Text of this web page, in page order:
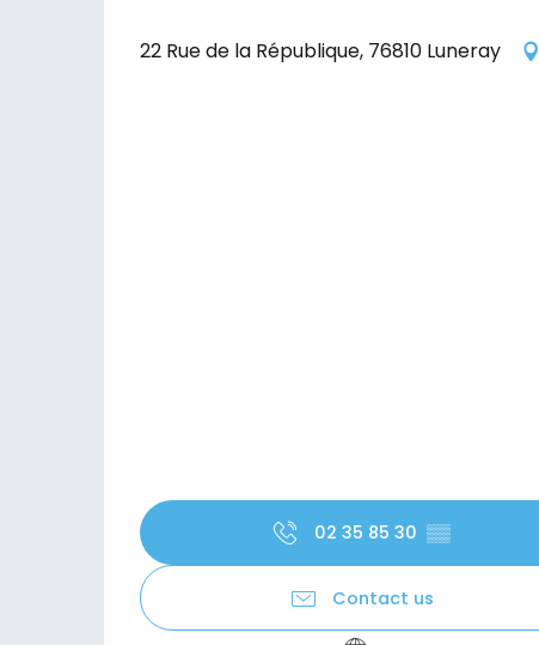
22 Rue de la République, 76810 Luneray
02 35 85 30 ▒▒
Contact us